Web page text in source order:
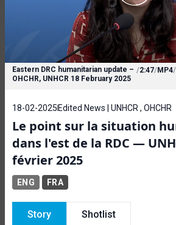
Eastern DRC humanitarian update –
OHCHR, UNHCR 18 February 2025
/2:47/MP4/
18-02-2025 Edited News | UNHCR , OHCHR
Le point sur la situation
dans l'est de la RDC —
février 2025
ENG FRA
Story Shotlist